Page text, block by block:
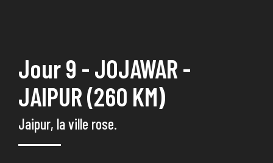
Jour 9 - JOJAWAR -
JAIPUR (260 KM)
Jaipur, la ville rose.